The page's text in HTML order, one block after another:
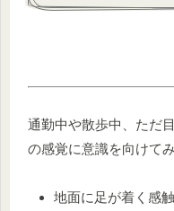
通勤中や散歩中、ただ
の感覚に意識を向けて
地面に足が着く感触